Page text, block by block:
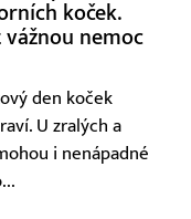
koček.
nemoc
den koček
U zralých a
i nenápadné